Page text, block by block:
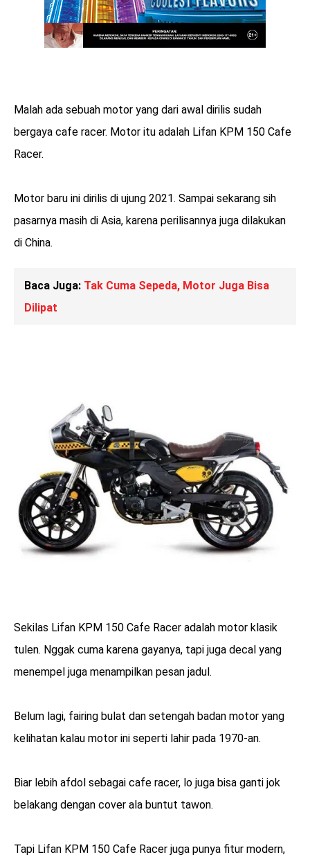
Malah ada sebuah motor yang dari awal dirilis sudah
bergaya cafe racer. Motor itu adalah Lifan KPM 150 Cafe
Racer.
Motor baru ini dirilis di ujung 2021. Sampai sekarang sih
pasarnya masih di Asia, karena perilisannya juga dilakukan
di China.
Baca Juga: Tak Cuma Sepeda, Motor Juga Bisa
Dilipat
Sekilas Lifan KPM 150 Cafe Racer adalah motor klasik
tulen. Nggak cuma karena gayanya, tapi juga decal yang
menempel juga menampilkan pesan jadul.
Belum lagi, fairing bulat dan setengah badan motor yang
kelihatan kalau motor ini seperti lahir pada 1970-an.
Biar lebih afdol sebagai cafe racer, lo juga bisa ganti jok
belakang dengan cover ala buntut tawon.
Tapi Lifan KPM 150 Cafe Racer juga punya fitur modern,